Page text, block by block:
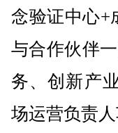
念验证中心+
与合作伙伴
务、创新产
场运营负责人